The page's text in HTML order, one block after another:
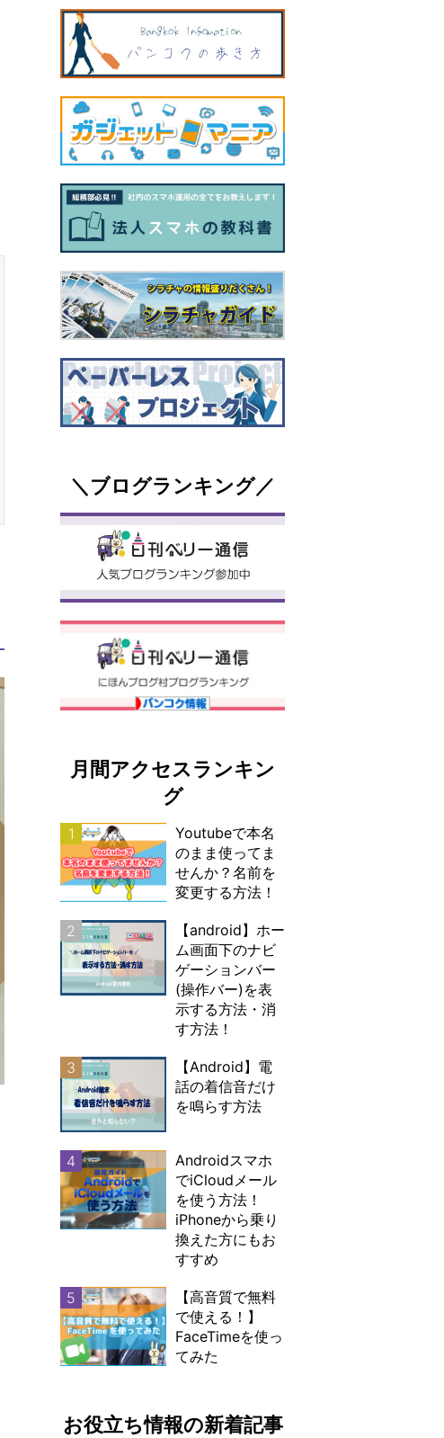
＼ブログランキング／
月間アクセスランキン
グ
1
Youtubeで本名
のまま使ってま
せんか？名前を
変更する方法！
2
【android】ホー
ム画面下のナビ
ゲーションバー
(操作バー)を表
示する方法・消
す方法！
3
【Android】電
話の着信音だけ
を鳴らす方法
4
Androidスマホ
でiCloudメール
を使う方法！
iPhoneから乗り
換えた方にもお
すすめ
5
【高音質で無料
で使える！】
FaceTimeを使っ
てみた
お役立ち情報の新着記事